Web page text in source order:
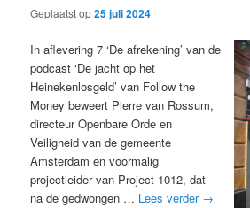
Geplaatst op25 juli 2024
In aflevering 7 ‘De afrekening’ van de
podcast ‘De jacht op het
Heinekenlosgeld’ van Follow the
Money beweert Pierre van Rossum,
directeur Openbare Orde en
Veiligheid van de gemeente
Amsterdam en voormalig
projectleider van Project 1012, dat
na de gedwongen … Lees verder →